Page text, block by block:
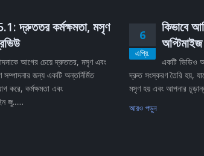
দ্রুততর কর্মক্ষমতা, মসৃণ
আগের চেয়ে দ্রুততর, মসৃণ এবং
জন্য একটি অন্তর্নির্মিত
কর্মক্ষমতা এবং
জু......
6
এপ্রি.
কিভাবে
একটি ভিডিও
দ্রুত সংস্করণ তৈরি হয়,
মসৃণ হয় এবং আপনার
আরও পড়ুন